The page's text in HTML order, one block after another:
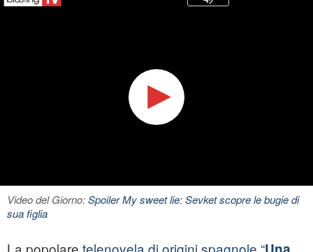
Video del Giorno:Spoiler My sweet lie: Sevket scopre le bugie di
sua figlia